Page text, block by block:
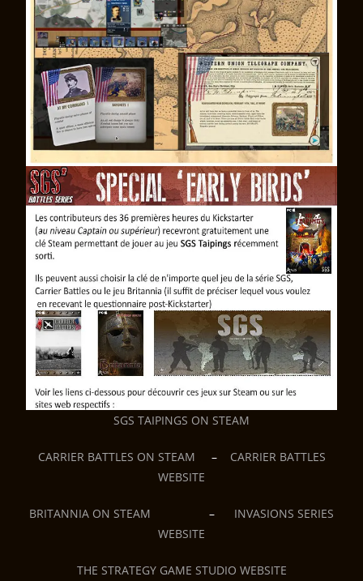
SGS TAIPINGS ON STEAM
CARRIER BATTLES ON STEAM – CARRIER BATTLES
WEBSITE
BRITANNIA ON STEAM – INVASIONS SERIES
WEBSITE
THE STRATEGY GAME STUDIO WEBSITE